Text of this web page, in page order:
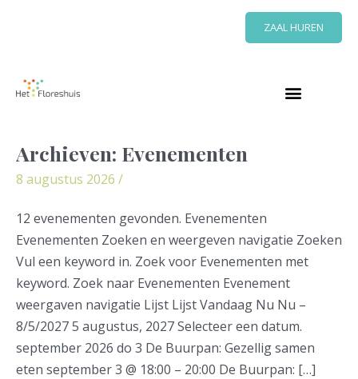
ZAAL HUREN
Archieven: Evenementen
8 augustus 2026 /
12 evenementen gevonden. Evenementen
Evenementen Zoeken en weergeven navigatie Zoeken
Vul een keyword in. Zoek voor Evenementen met
keyword. Zoek naar Evenementen Evenement
weergaven navigatie Lijst Lijst Vandaag Nu Nu –
8/5/2027 5 augustus, 2027 Selecteer een datum.
september 2026 do 3 De Buurpan: Gezellig samen
eten september 3 @ 18:00 – 20:00 De Buurpan: […]
Oud
Hollandsche
paginering